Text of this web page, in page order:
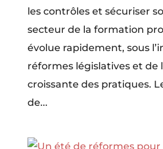
les contrôles et sécuriser
secteur de la formation
évolue rapidement, sous
réformes législatives et de
croissante des pratiques.
de...